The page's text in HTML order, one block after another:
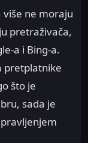
više ne moraju
pretraživača,
a i Bing-a.
pretplatnike
što je
sada je